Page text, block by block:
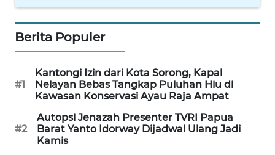
Berita Populer
#1
Kantongi Izin dari Kota Sorong, Kapal
Nelayan Bebas Tangkap Puluhan Hiu di
Kawasan Konservasi Ayau Raja Ampat
#2
Autopsi Jenazah Presenter TVRI Papua
Barat Yanto Idorway Dijadwal Ulang Jadi
Kamis
WN
WN
WN
WN